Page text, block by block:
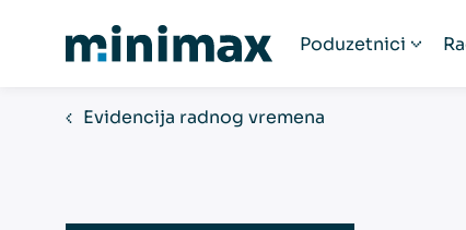
Poduzetnici
Evidencija radnog vremena